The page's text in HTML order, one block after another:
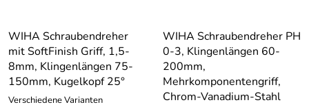
WIHA Schraubendreher
mit SoftFinish Griff, 1,5-
8mm, Klingenlängen 75-
150mm, Kugelkopf 25°
Verschiedene Varianten
WIHA Schraubendreher PH
0-3, Klingenlängen 60-
200mm,
Mehrkomponentengriff,
Chrom-Vanadium-Stahl